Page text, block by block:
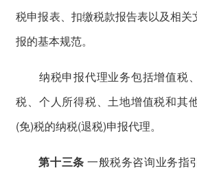
税申报表、扣缴税款报告表以及相关
报的基本规范。
纳税申报代理业务包括增值税
税、个人所得税、土地增值税和其
(免)税的纳税(退税)申报代理。
第十三条 一般税务咨询业务指